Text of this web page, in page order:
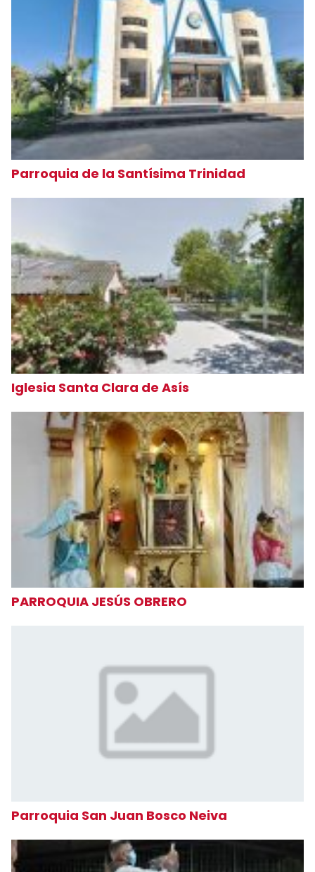
Parroquia de la Santísima Trinidad
Iglesia Santa Clara de Asís
PARROQUIA JESÚS OBRERO
Parroquia San Juan Bosco Neiva